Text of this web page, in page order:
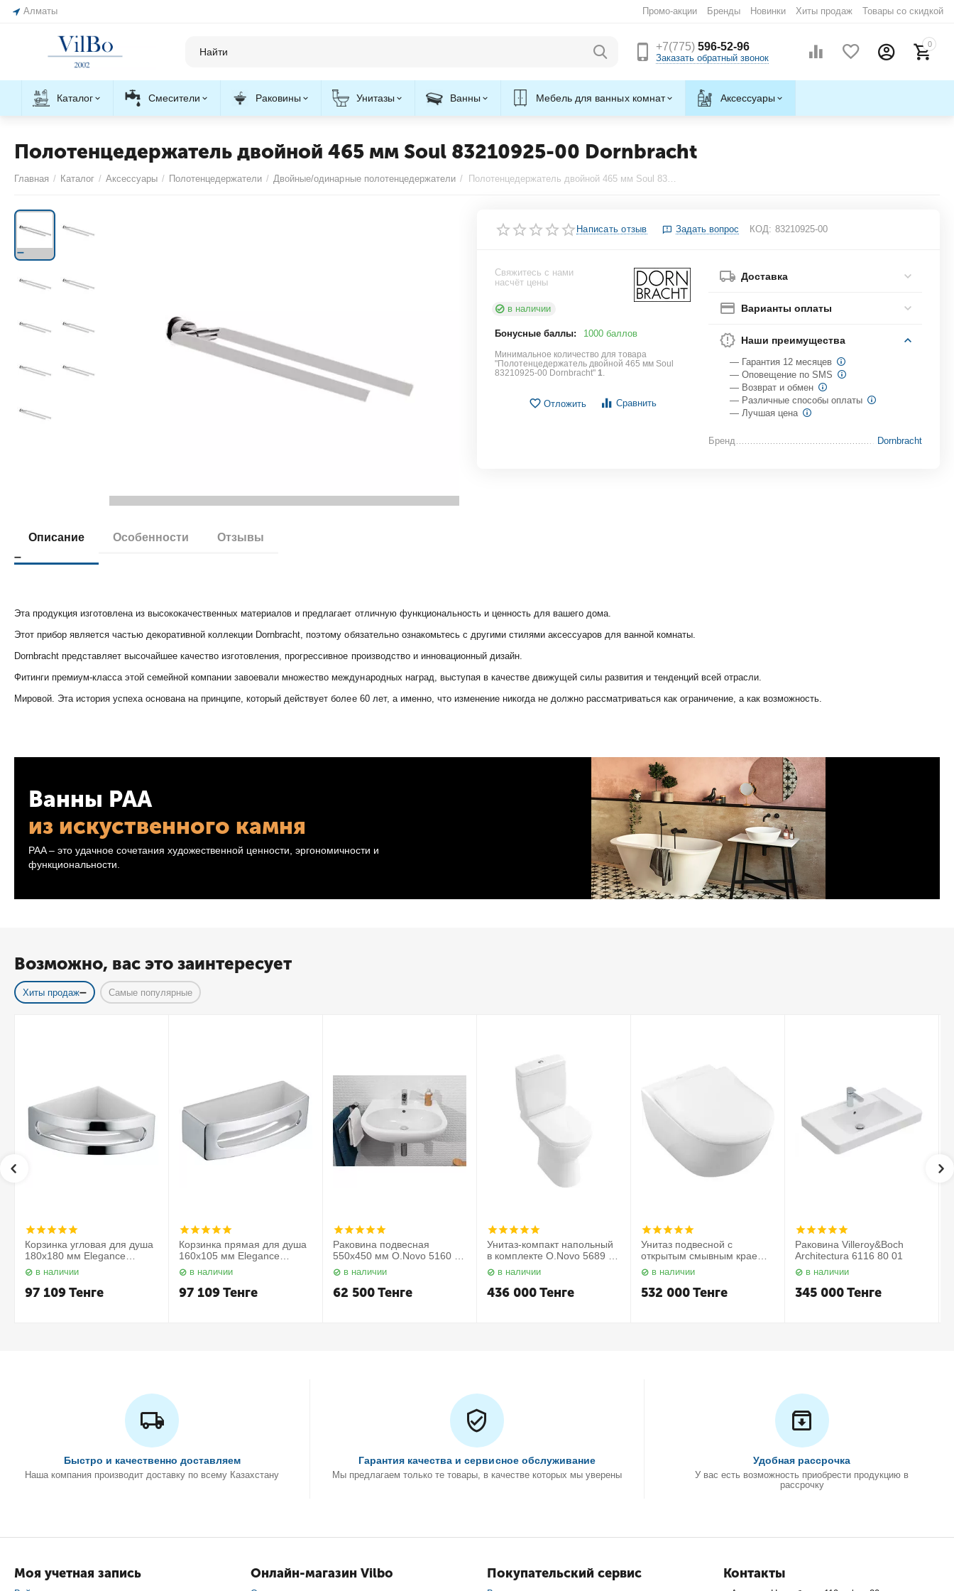
Алматы Промо-акции Бренды Новинки Хиты продаж Товары со скидкой
+7(775)596-52-96
Заказать обратный звонок
0
Каталог Смесители Раковины Унитазы Ванны Мебель для ванных комнат Аксессуары
Полотенцедержатель двойной 465 мм Soul 83210925-00 Dornbracht
Главная / Каталог / Аксессуары / Полотенцедержатели / Двойные/одинарные полотенцедержатели / Полотенцедержатель двойной 465 мм Soul 83210925-00 Dornbracht
Написать отзыв Задать вопрос КОД: 83210925-00
Свяжитесь с нами
насчёт цены
в наличии
Бонусные баллы: 1000 баллов
Минимальное количество для товара
"Полотенцедержатель двойной 465 мм Soul
83210925-00 Dornbracht"1.
Отложить Сравнить
Доставка
Варианты оплаты
Наши преимущества
— Гарантия 12 месяцев
— Оповещение по SMS
— Возврат и обмен
— Различные способы оплаты
— Лучшая цена
Бренд Dornbracht
Описание Особенности Отзывы
Эта продукция изготовлена из высококачественных материалов и предлагает отличную функциональность и ценность для вашего дома.
Этот прибор является частью декоративной коллекции Dornbracht, поэтому обязательно ознакомьтесь с другими стилями аксессуаров для ванной комнаты.
Dornbracht представляет высочайшее качество изготовления, прогрессивное производство и инновационный дизайн.
Фитинги премиум-класса этой семейной компании завоевали множество международных наград, выступая в качестве движущей силы развития и тенденций всей отрасли.
Мировой. Эта история успеха основана на принципе, который действует более 60 лет, а именно, что изменение никогда не должно рассматриваться как ограничение, а как возможность.
Ванны PAA
из искуственного камня
PAA – это удачное сочетания художественной ценности, эргономичности и
функциональности.
Возможно, вас это заинтересует
Хиты продаж Самые популярные
Корзинка угловая для душа
180х180 мм Elegance
11657010000 Keuco
в наличии
97 109Тенге
Корзинка прямая для душа
160х105 мм Elegance
11658010000 Keuco
в наличии
97 109Тенге
Раковина подвесная
550х450 мм O.Novo 5160 55
01 Villeroy&Boch
в наличии
62 500Тенге
Унитаз-компакт напольный
в комплекте O.Novo 5689 10
01 Villeroy&Boch
в наличии
436 000Тенге
Унитаз подвесной с
открытым смывным краем в
комплекте с сиденьем
Subway 2.0 5614 R2 01
Villeroy&Boch
в наличии
532 000Тенге
Раковина Villeroy&Boch
Architectura 6116 80 01
в наличии
345 000Тенге
Быстро и качественно доставляем
Наша компания производит доставку по всему Казахстану
Гарантия качества и сервисное обслуживание
Мы предлагаем только те товары, в качестве которых мы уверены
Удобная рассрочка
У вас есть возможность приобрести продукцию в
рассрочку
Моя учетная запись Онлайн-магазин Vilbo Покупательский сервис Контакты